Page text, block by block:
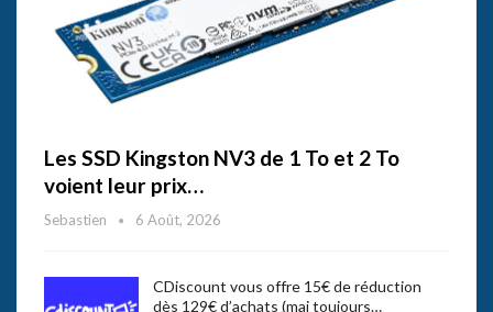
Les SSD Kingston NV3 de 1 To et 2 To
voient leur prix…
Sebastien 6 Août, 2026
CDiscount vous offre 15€ de réduction
dès 129€ d’achats (maj toujours…